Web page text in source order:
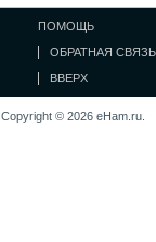
ПОМОЩЬ
ОБРАТНАЯ СВЯЗЬ
ВВЕРХ
Copyright © 2026 eHam.ru.